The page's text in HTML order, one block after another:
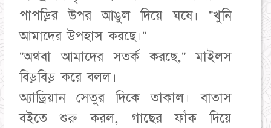
পাপড়ির উপর আঙুল দিয়ে ঘষে। "খুনি
আমাদের উপহাস করছে।"
"অথবা আমাদের সতর্ক করছে," মাইলস
বিড়বিড় করে বলল।
অ্যাড্রিয়ান সেতুর দিকে তাকাল। বাতাস
বইতে শুরু করল, গাছের ফাঁক দিয়ে